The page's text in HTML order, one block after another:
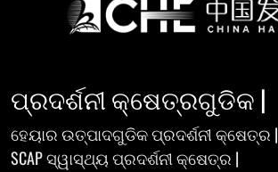
ପ୍ରଦର୍ଶନୀ କ୍ଷେତ୍ରଗୁଡିକ |
ହେୟାର ଉତ୍ପାଦଗୁଡିକ ପ୍ରଦର୍ଶନୀ କ୍ଷେତ୍ର |
SCAP ସ୍ୱାସ୍ଥ୍ୟ ପ୍ରଦର୍ଶନୀ କ୍ଷେତ୍ର |